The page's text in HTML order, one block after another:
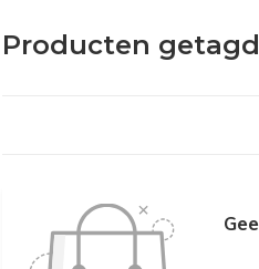
Producten getagd